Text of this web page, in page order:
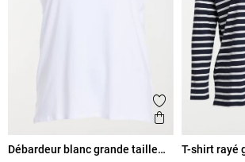
Ajouter aux
Aperçu rapide
Débardeur blanc grande taille
T-shirt rayé